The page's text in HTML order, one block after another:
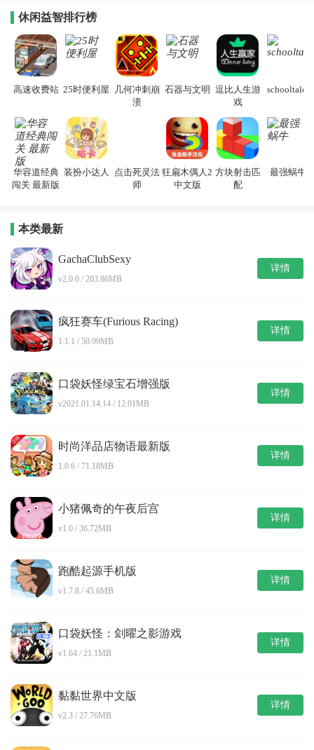
休闲益智排行榜
高速收费站 25时便利屋
几何冲刺崩
溃
石器与文明 逗比人生游
戏
schooltales
华容道经典
闯关 最新版
装扮小达人
点击死灵法
师
狂扁木偶人2
中文版
方块射击匹
配
最强蜗牛
本类最新
GachaClubSexy
v2.0.0 / 203.86MB
详情
疯狂赛车(Furious Racing)
1.1.1 / 50.99MB
详情
口袋妖怪绿宝石增强版
v2021.01.14.14 / 12.01MB
详情
时尚洋品店物语最新版
1.0.6 / 71.18MB
详情
小猪佩奇的午夜后宫
v1.0 / 36.72MB
详情
跑酷起源手机版
v1.7.8 / 45.6MB
详情
口袋妖怪：刽曜之影游戏
v1.64 / 21.1MB
详情
黏黏世界中文版
v2.3 / 27.76MB
详情